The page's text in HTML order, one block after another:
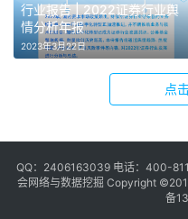
行业报告 | 2022证券行业舆
情分析年报
2023年3月22日
点
QQ：2406163039 电话：400-
会网络与数据挖掘 Copyright
备